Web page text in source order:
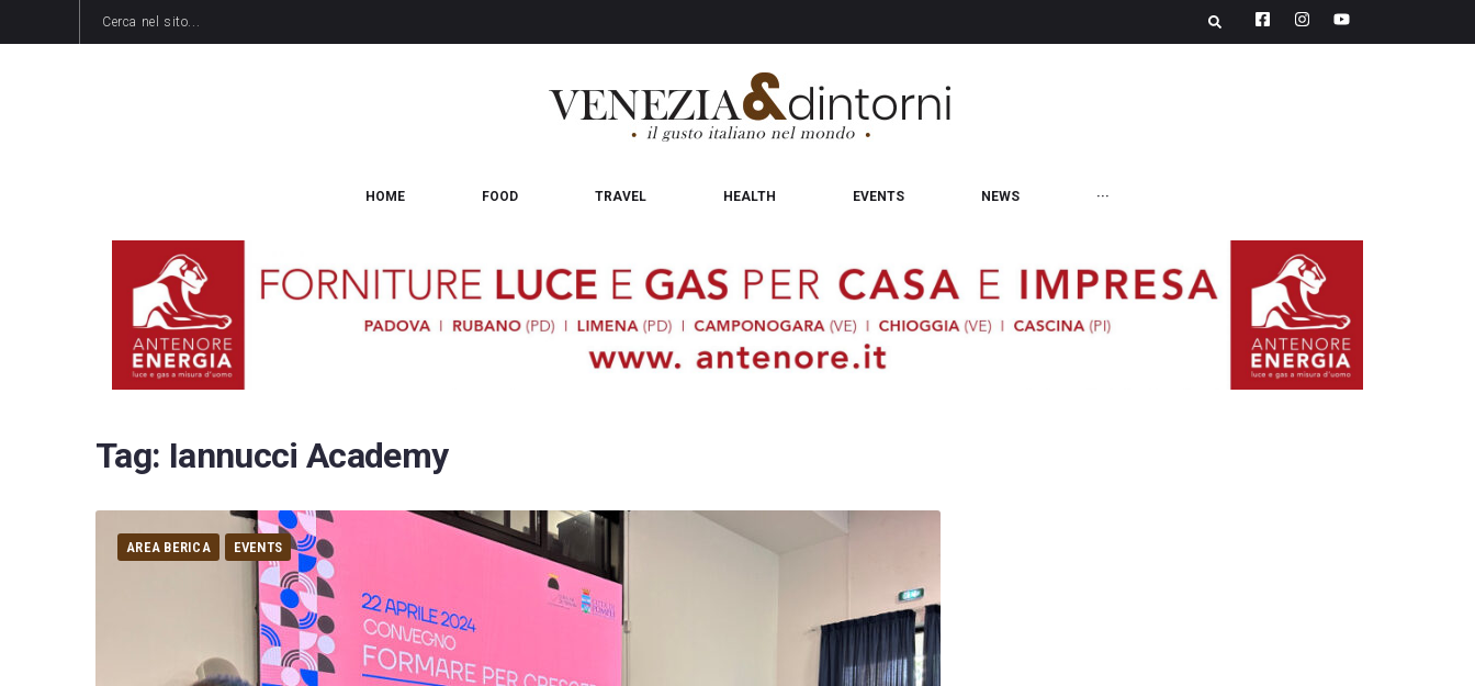
HOME FOOD TRAVEL HEALTH EVENTS NEWS ···
Tag: Iannucci Academy
AREA BERICA EVENTS